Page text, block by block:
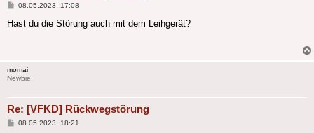
Beitrag
08.05.2023, 17:08
Hast du die Störung auch mit dem Leihgerät?
momai
Newbie
Re: [VFKD] Rückwegstörung
Beitrag
08.05.2023, 18:21